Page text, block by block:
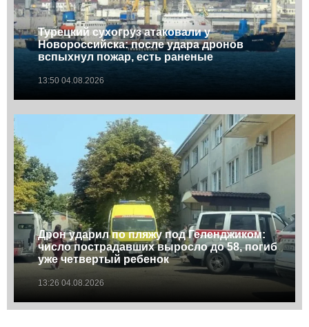
Турецкий сухогруз атаковали у
Новороссийска: после удара дронов
вспыхнул пожар, есть раненые
13:50 04.08.2026
Дрон ударил по пляжу под Геленджиком:
число пострадавших выросло до 58, погиб
уже четвертый ребенок
13:26 04.08.2026